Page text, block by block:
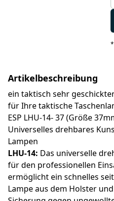
*
Artikelbeschreibung
ein taktisch sehr
für Ihre taktische
ESP LHU-14- 37 (Größe
Universelles drehbares
Lampen
LHU-14: Das universelle
für den professionellen
ermöglicht ein schnelles
Lampe aus dem Holster